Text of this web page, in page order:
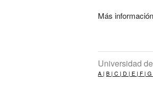
Más
Universidad
A | B | C | D | E | F | G